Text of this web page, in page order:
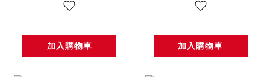
加入購物車 加入購物車